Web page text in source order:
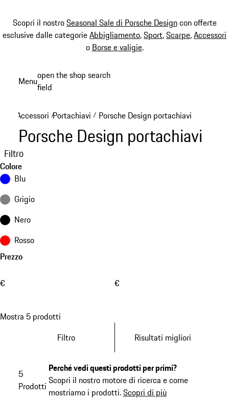
Scopri il nostroSeasonal Sale di Porsche Designcon offerte
esclusive dalle categorieAbbigliamento,Sport,Scarpe,Accessori
o Borse e valigie.
Menuopen the shop search
field
Accessori /Portachiavi / Porsche Design portachiavi
Porsche Design portachiavi
Filtro
Colore
Blu
Grigio
Nero
Rosso
Prezzo
€ €
Mostra 5 prodotti
Filtro
Risultati migliori
5
Prodotti
Perché vedi questi prodotti per primi?
Scopri il nostro motore di ricerca e come
mostriamo i prodotti.Scopri di più